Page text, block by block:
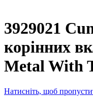
3929021
корінних
Metal With
Натисніть, щоб